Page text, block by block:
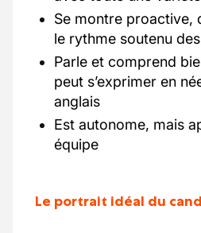
Se montre proactive,
le rythme soutenu
Parle et comprend
peut s’exprimer en
anglais
Est autonome, mais
équipe
Le portrait idéal du